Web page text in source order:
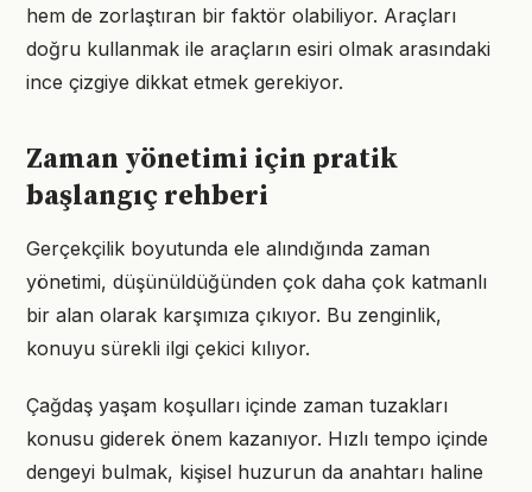
hem de zorlaştıran bir faktör olabiliyor. Araçları
doğru kullanmak ile araçların esiri olmak arasındaki
ince çizgiye dikkat etmek gerekiyor.
Zaman yönetimi için pratik
başlangıç rehberi
Gerçekçilik boyutunda ele alındığında zaman
yönetimi, düşünüldüğünden çok daha çok katmanlı
bir alan olarak karşımıza çıkıyor. Bu zenginlik,
konuyu sürekli ilgi çekici kılıyor.
Çağdaş yaşam koşulları içinde zaman tuzakları
konusu giderek önem kazanıyor. Hızlı tempo içinde
dengeyi bulmak, kişisel huzurun da anahtarı haline